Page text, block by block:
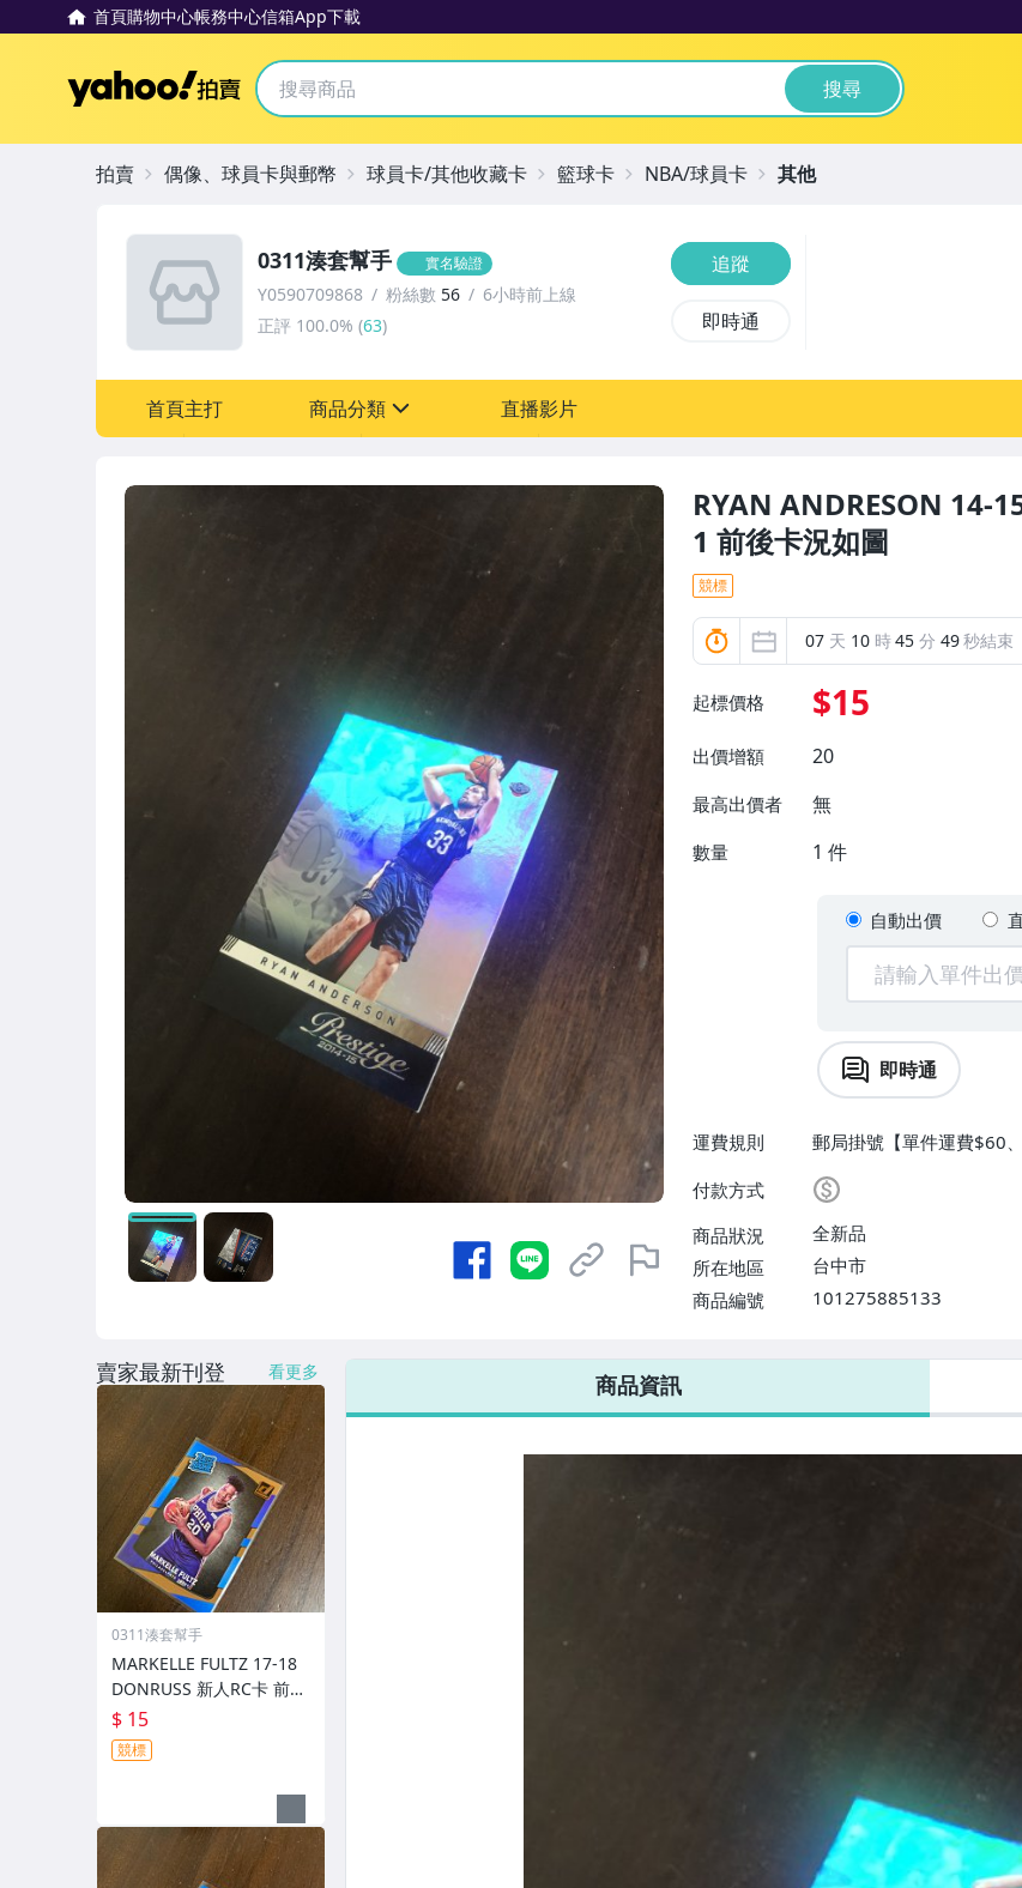
首頁購物中心帳務中心信箱App下載
Yahoo拍賣 搜尋
RYAN ANDRESON 14-
1 前後卡況如圖
競標
07 天 10 時45 分 48秒結束
起標價格 $15
出價增額 20
最高出價者 無
數量 1 件
自動出價
即時通
運費規則
郵局掛號【單件運費$60
付款方式
商品狀況
全新品
所在地區
台中市
商品編號
101275885133
0311湊套幫手 實名驗證
Y0590709868 粉絲數 56
6小時前上線
正評 100.0% (63)
追蹤
即時通
首頁主打 商品分類 直播影片
拍賣 偶像、球員卡與郵幣 球員卡/其他收藏卡 籃球卡 NBA/球員卡 其他
商品資訊
賣家最新刊登 看更多
0311湊套幫手
MARKELLE FULTZ 17-18
DONRUSS 新人RC卡 前後
圖
$ 15
競標